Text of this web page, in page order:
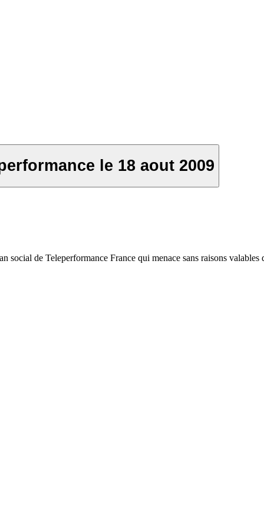
le 18 aout 2009
social de Teleperformance France qui menace sans raisons valables